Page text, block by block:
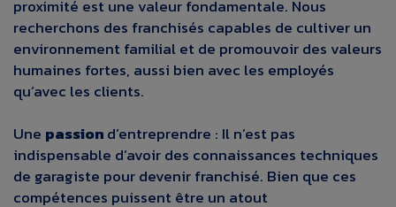
proximité est une valeur fondamentale. Nous
recherchons des franchisés capables de cultiver un
environnement familial et de promouvoir des valeurs
humaines fortes, aussi bien avec les employés
qu’avec les clients.
Une passiond’entreprendre : Il n’est pas
indispensable d’avoir des connaissances techniques
de garagiste pour devenir franchisé. Bien que ces
compétences puissent être un atout